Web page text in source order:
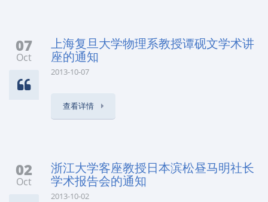
07
Oct
上海复旦大学物理系教授谭砚文学术讲
座的通知
2013-10-07
查看详情
02
Oct
浙江大学客座教授日本滨松昼马明社长
学术报告会的通知
2013-10-02